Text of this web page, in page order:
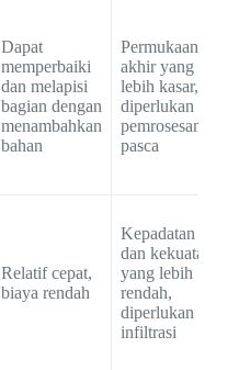
Dapat
memperbaiki
dan melapisi
bagian dengan
menambahkan
bahan
Permukaan
akhir yang
lebih kasar,
diperlukan
pemrosesan
pasca
Relatif cepat,
biaya rendah
Kepadatan
dan kekuatan
yang lebih
rendah,
diperlukan
infiltrasi